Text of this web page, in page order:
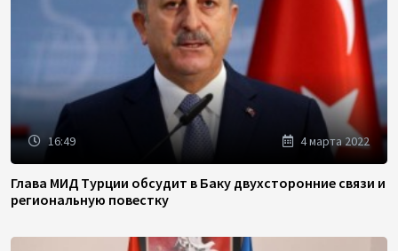
16:49 4 марта 2022
Глава МИД Турции обсудит в Баку двухсторонние связи и
региональную повестку